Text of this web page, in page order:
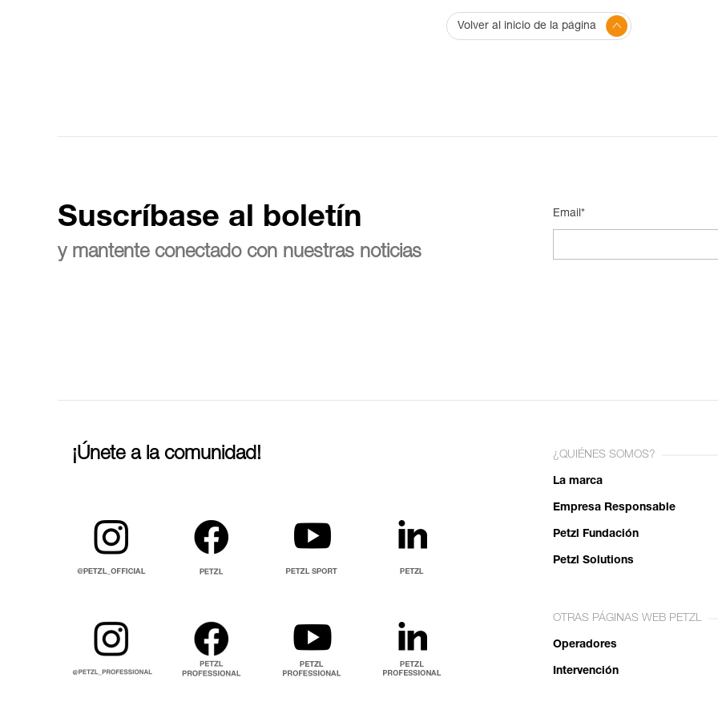
Volver al inicio de la página
Suscríbase al boletín
y mantente conectado con nuestras noticias
Email*
¡Únete a la comunidad! ¿QUIÉNES SOMOS?
La marca
Empresa Responsable
Petzl Fundación
Petzl Solutions
OTRAS PÁGINAS WEB PETZL
Operadores
Intervención